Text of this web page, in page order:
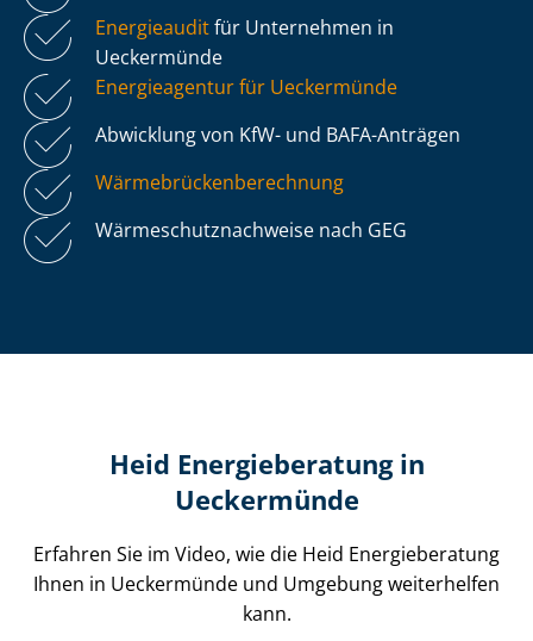
Energieauditfür Unternehmen in
Ueckermünde
Energieagentur für Ueckermünde
Abwicklung von KfW- und BAFA-Anträgen
Wär­me­brü­cken­be­rech­nung
Wär­me­schutz­nach­wei­se nach GEG
Heid Energieberatung in
Ueckermünde
Erfahren Sie im Video, wie die Heid Energieberatung
Ihnen in Ueckermünde und Umgebung weiterhelfen
kann.